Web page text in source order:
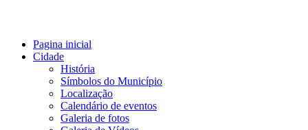
Pagina inicial
Cidade
História
Símbolos do Município
Localização
Calendário de eventos
Galeria de fotos